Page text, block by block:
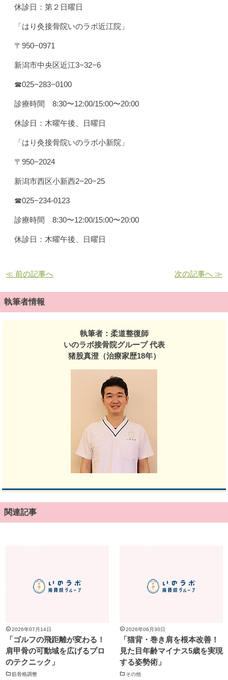
休診日：第２日曜日
「はり灸接骨院いのラボ近江院」
〒950−0971
新潟市中央区近江3−32−6
☎︎025−283−0100
診療時間 8:30〜12:00/15:00〜20:00
休診日：木曜午後、日曜日
「はり灸接骨院いのラボ小新院」
〒950−2024
新潟市西区小新西2−20−25
☎︎025−234-0123
診療時間 8:30〜12:00/15:00〜20:00
休診日：木曜午後、日曜日
≪ 前の記事へ 次の記事へ ≫
執筆者情報
執筆者：柔道整復師
いのラボ接骨院グループ 代表
猪股真澄（治療家歴18年）
関連記事
2026年07月14日
「ゴルフの飛距離が変わる！
肩甲骨の可動域を広げるプロ
のテクニック」
筋骨格調整
2026年06月30日
「猫背・巻き肩を根本改善！
見た目年齢マイナス5歳を実現
する姿勢術」
その他